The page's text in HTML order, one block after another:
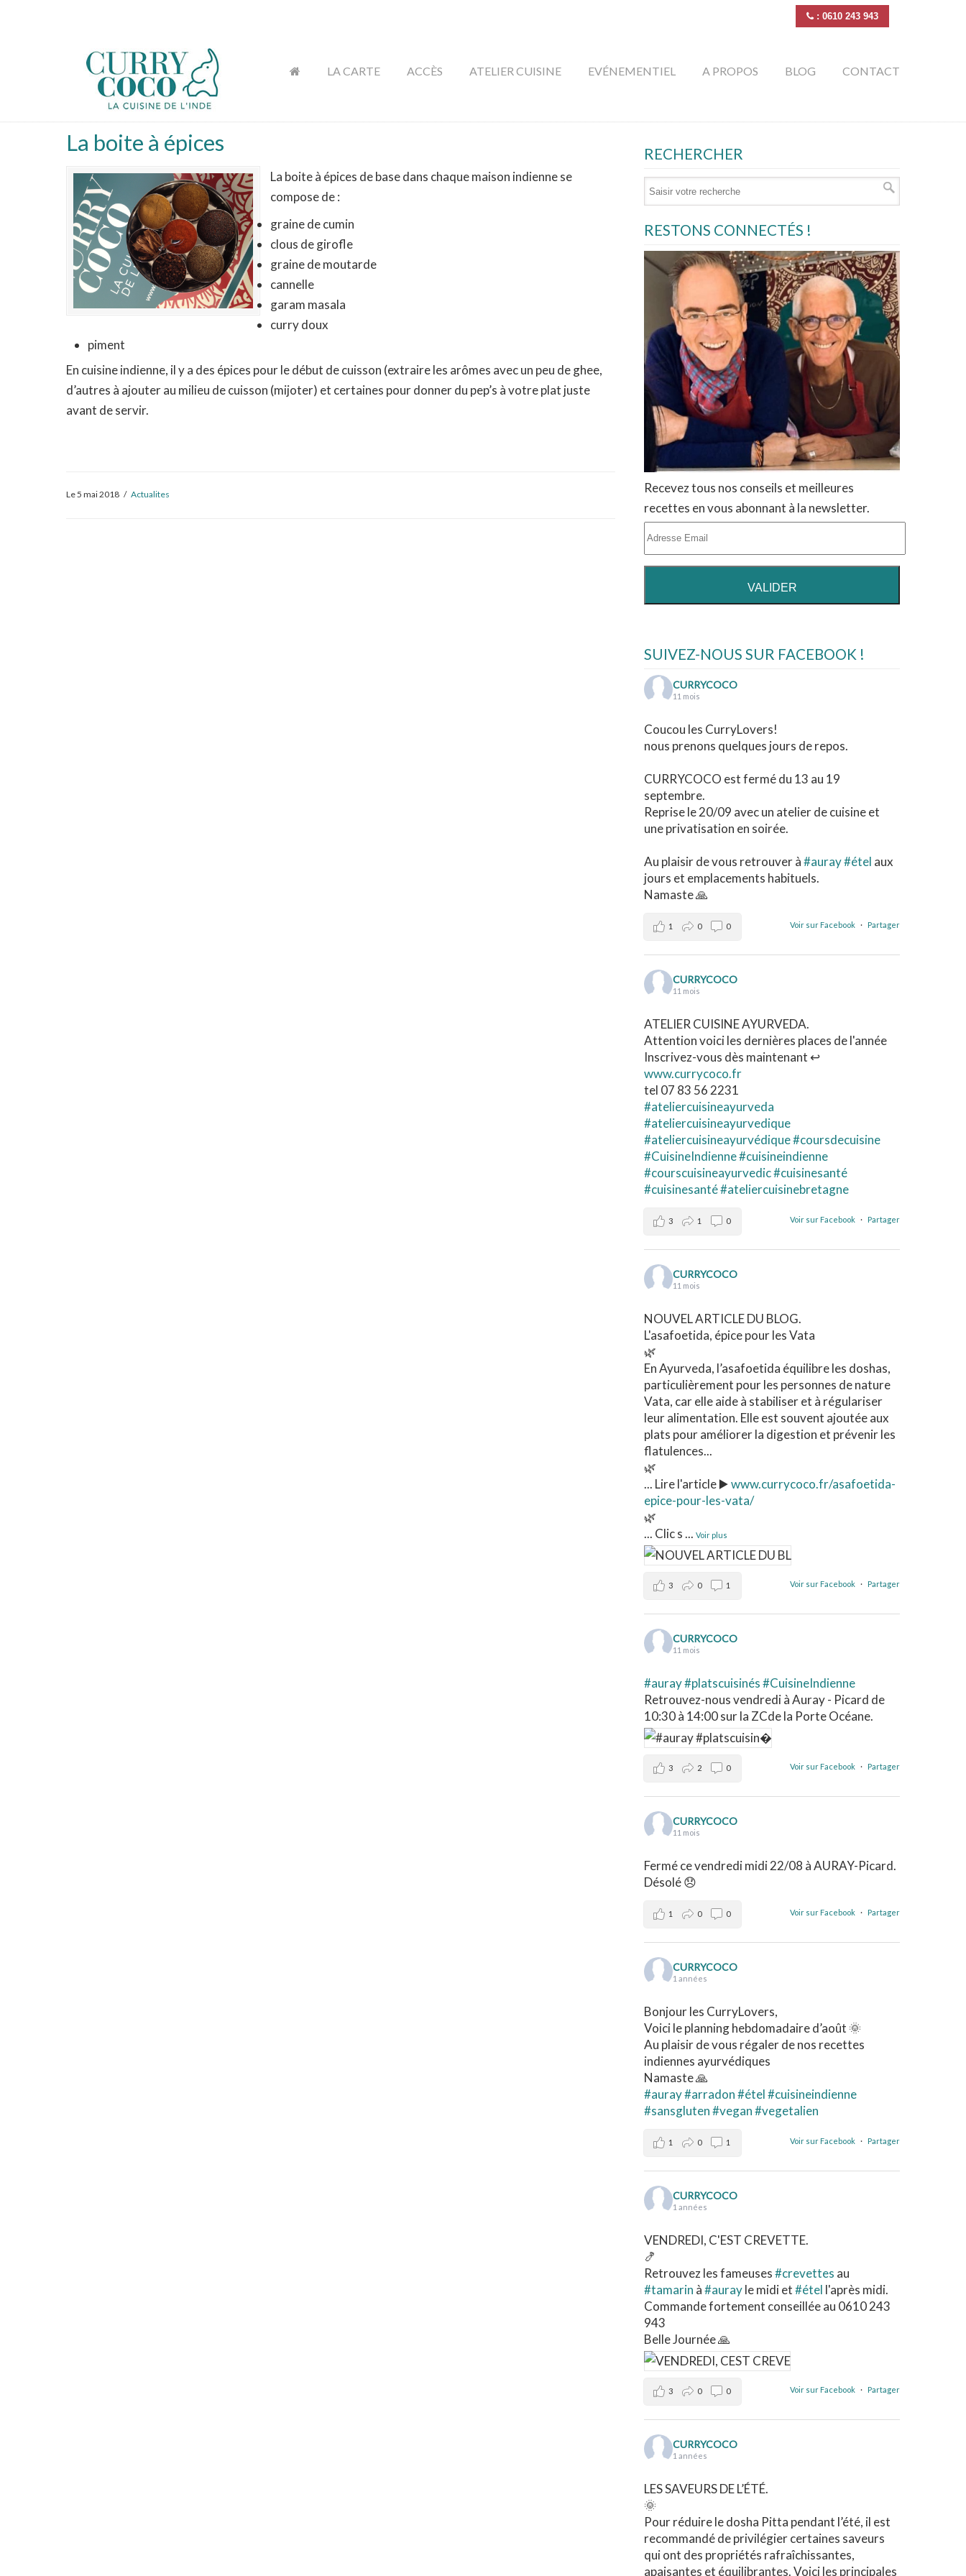
: 0610 243 943
La cuisine de l'Inde
LA CARTE ACCÈS ATELIER CUISINE EVÉNEMENTIEL A PROPOS BLOG CONTACT
La boite à épices
La boite à épices de base dans chaque maison indienne se
compose de :
graine de cumin
clous de girofle
graine de moutarde
cannelle
garam masala
curry doux
piment
En cuisine indienne, il y a des épices pour le début de cuisson (extraire les arômes avec un peu de ghee,
d’autres à ajouter au milieu de cuisson (mijoter) et certaines pour donner du pep’s à votre plat juste
avant de servir.
Le 5 mai 2018 / Actualites
RECHERCHER
RESTONS CONNECTÉS !
Recevez tous nos conseils et meilleures
recettes en vous abonnant à la newsletter.
SUIVEZ-NOUS SUR FACEBOOK !
CURRYCOCO
11 mois
Coucou les CurryLovers!
nous prenons quelques jours de repos.
CURRYCOCO est fermé du 13 au 19
septembre.
Reprise le 20/09 avec un atelier de cuisine et
une privatisation en soirée.
Au plaisir de vous retrouver à#auray#étel aux
jours et emplacements habituels.
Namaste 🙏
Voir sur Facebook · Partager
1 0 0
CURRYCOCO
11 mois
ATELIER CUISINE AYURVEDA.
Attention voici les dernières places de l'année
Inscrivez-vous dès maintenant ↩️
www.currycoco.fr
tel 07 83 56 2231
#ateliercuisineayurveda
#ateliercuisineayurvedique
#ateliercuisineayurvédique#coursdecuisine
#CuisineIndienne#cuisineindienne
#courscuisineayurvedic#cuisinesanté
#cuisinesanté#ateliercuisinebretagne
Voir sur Facebook · Partager
3 1 0
CURRYCOCO
11 mois
NOUVEL ARTICLE DU BLOG.
L'asafoetida, épice pour les Vata
🌿
En Ayurveda, l’asafoetida équilibre les doshas,
particulièrement pour les personnes de nature
Vata, car elle aide à stabiliser et à régulariser
leur alimentation. Elle est souvent ajoutée aux
plats pour améliorer la digestion et prévenir les
flatulences...
🌿
... Lire l'article ▶️www.currycoco.fr/asafoetida-
epice-pour-les-vata/
🌿
... Clic s... Voir plus
Voir sur Facebook · Partager
3 0 1
CURRYCOCO
11 mois
#auray#platscuisinés#CuisineIndienne
Retrouvez-nous vendredi à Auray - Picard de
10:30 à 14:00 sur la ZCde la Porte Océane.
Voir sur Facebook · Partager
3 2 0
CURRYCOCO
11 mois
Fermé ce vendredi midi 22/08 à AURAY-Picard.
Désolé 😞
Voir sur Facebook · Partager
1 0 0
CURRYCOCO
1 années
Bonjour les CurryLovers,
Voici le planning hebdomadaire d’août 🌞
Au plaisir de vous régaler de nos recettes
indiennes ayurvédiques
Namaste 🙏
#auray#arradon#étel#cuisineindienne
#sansgluten#vegan#vegetalien
Voir sur Facebook · Partager
1 0 1
CURRYCOCO
1 années
VENDREDI, C'EST CREVETTE.
🍤
Retrouvez les fameuses#crevettes au
#tamarin à#aurayle midi et#étel l'après midi.
Commande fortement conseillée au 0610 243
943
Belle Journée 🙏
Voir sur Facebook · Partager
3 0 0
CURRYCOCO
1 années
LES SAVEURS DE L’ÉTÉ.
🌞
Pour réduire le dosha Pitta pendant l’été, il est
recommandé de privilégier certaines saveurs
qui ont des propriétés rafraîchissantes,
apaisantes et équilibrantes. Voici les principales